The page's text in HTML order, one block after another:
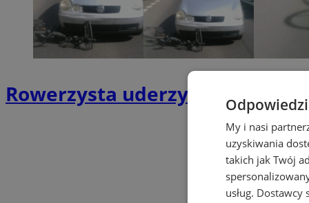
Rowerzysta uderzył w
My i nasi
uzyskiwania
takich jak Twój
usług. Dostawcy